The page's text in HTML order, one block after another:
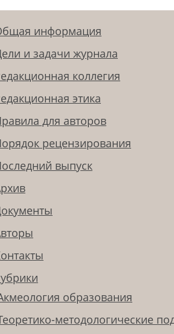
информация
и задачи журнала
коллегия
этика
для авторов
рецензирования
выпуск
образования
методологические